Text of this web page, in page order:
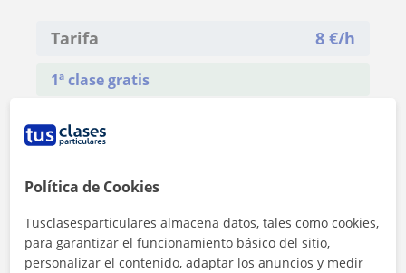
Tarifa 8 €/h
1ª clase gratis
Política de Cookies
Tusclasesparticulares almacena datos, tales como cookies,
para garantizar el funcionamiento básico del sitio,
personalizar el contenido, adaptar los anuncios y medir